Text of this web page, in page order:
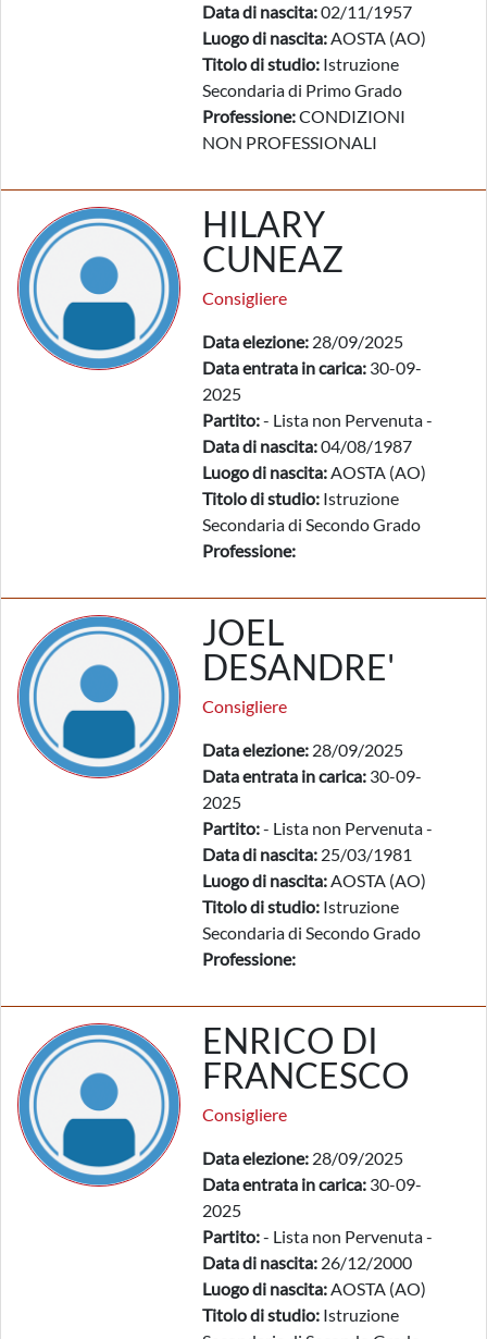
Data di nascita:02/11/1957
Luogo di nascita:AOSTA (AO)
Titolo di studio: Istruzione
Secondaria di Primo Grado
Professione:CONDIZIONI
NON PROFESSIONALI
HILARY
CUNEAZ
Consigliere
Data elezione: 28/09/2025
Data entrata in carica: 30-09-
2025
Partito:- Lista non Pervenuta -
Data di nascita:04/08/1987
Luogo di nascita:AOSTA (AO)
Titolo di studio: Istruzione
Secondaria di Secondo Grado
Professione:
JOEL
DESANDRE'
Consigliere
Data elezione: 28/09/2025
Data entrata in carica: 30-09-
2025
Partito:- Lista non Pervenuta -
Data di nascita: 25/03/1981
Luogo di nascita:AOSTA (AO)
Titolo di studio: Istruzione
Secondaria di Secondo Grado
Professione:
ENRICO DI
FRANCESCO
Consigliere
Data elezione: 28/09/2025
Data entrata in carica: 30-09-
2025
Partito:- Lista non Pervenuta -
Data di nascita: 26/12/2000
Luogo di nascita:AOSTA (AO)
Titolo di studio: Istruzione